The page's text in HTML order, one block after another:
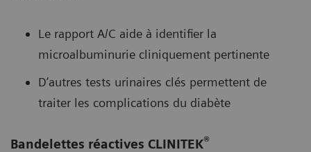
Le rapport A/C aide à identifier la
microalbuminurie cliniquement pertinente
D’autres tests urinaires clés permettent de
traiter les complications du diabète
Bandelettes réactives CLINITEK®